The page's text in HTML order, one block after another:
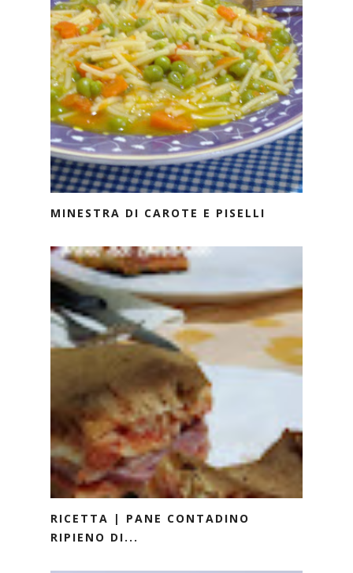
MINESTRA DI CAROTE E PISELLI
RICETTA | PANE CONTADINO
RIPIENO DI...